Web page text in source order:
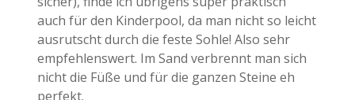
auch für den Kinderpool, da man nicht so leicht
ausrutscht durch die feste Sohle! Also sehr
empfehlenswert. Im Sand verbrennt man sich
nicht die Füße und für die ganzen Steine eh
perfekt.